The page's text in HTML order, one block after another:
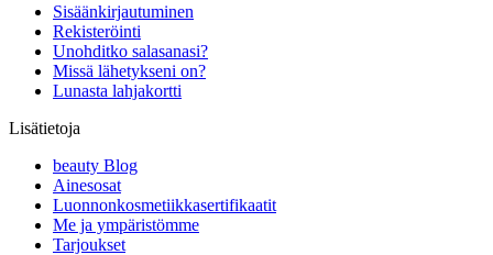
Sisäänkirjautuminen
Rekisteröinti
Unohditko salasanasi?
Missä lähetykseni on?
Lunasta lahjakortti
Lisätietoja
beauty Blog
Ainesosat
Luonnonkosmetiikkasertifikaatit
Me ja ympäristömme
Tarjoukset